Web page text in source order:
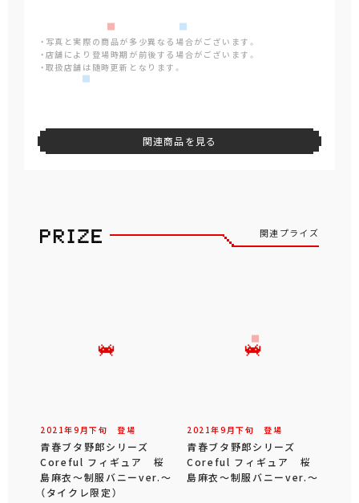
・写真と実際の商品が多少異なる場合がございます。
・店舗により登場時期が前後する場合がございます。
・取扱店舗は随時更新となります。
関連商品を見る
関連プライズ
2021年9 月下旬 登場
青春ブタ野郎シリーズ
Coreful フィギュア 桜
島麻衣～制服バニーver.～
（タイクレ限定）
2021年9 月下旬 登場
青春ブタ野郎シリーズ
Coreful フィギュア 桜
島麻衣～制服バニーver.～